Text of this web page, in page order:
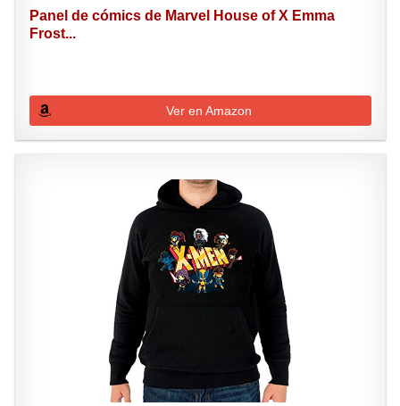
Panel de cómics de Marvel House of X Emma
Frost...
Ver en Amazon